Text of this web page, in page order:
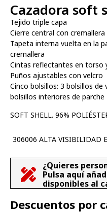
Cazadora soft
Tejido triple capa
Cierre central con
Tapeta interna vuelta en la
cremallera
Cintas reflectantes en torso
Puños ajustables con velcro
Cinco bolsillos: 3 bolsillos
bolsillos interiores de parche
SOFT SHELL. 96%
306006 ALTA VISIBILIDAD
¿Quieres
Pulsa aquí
disponibles al
Descuentos por